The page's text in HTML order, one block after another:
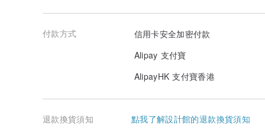
付款方式
信用卡安全加密付款
Alipay 支付寶
AlipayHK 支付寶香港
退款換貨須知 點我了解設計館的退款換貨須知